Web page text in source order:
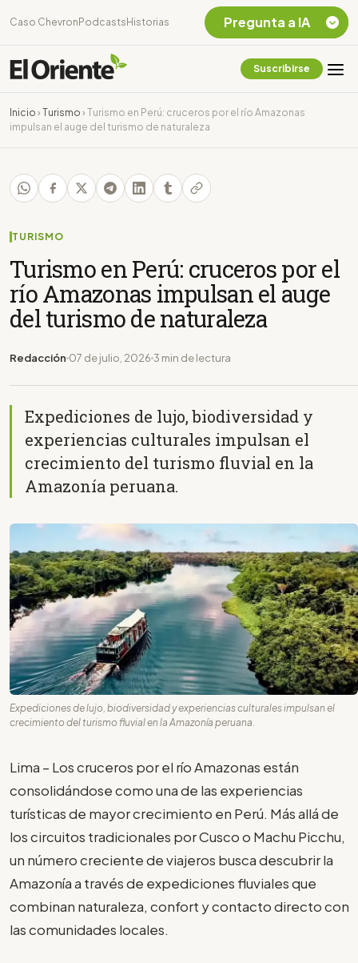
Caso Chevron Podcasts Historias
Suscribirse
Inicio › Turismo › Turismo en Perú: cruceros por el río Amazonas
impulsan el auge del turismo de naturaleza
TURISMO
Turismo en Perú: cruceros por el
río Amazonas impulsan el auge
del turismo de naturaleza
Redacción 07 de julio, 2026 3 min de lectura
Expediciones de lujo, biodiversidad y
experiencias culturales impulsan el
crecimiento del turismo fluvial en la
Amazonía peruana.
Expediciones de lujo, biodiversidad y experiencias culturales impulsan el
crecimiento del turismo fluvial en la Amazonía peruana.
Lima – Los cruceros por el río Amazonas están
consolidándose como una de las experiencias
turísticas de mayor crecimiento en Perú. Más allá de
los circuitos tradicionales por Cusco o Machu Picchu,
un número creciente de viajeros busca descubrir la
Amazonía a través de expediciones fluviales que
combinan naturaleza, confort y contacto directo con
las comunidades locales.
Pregunta a IA
Chevron Ecuador